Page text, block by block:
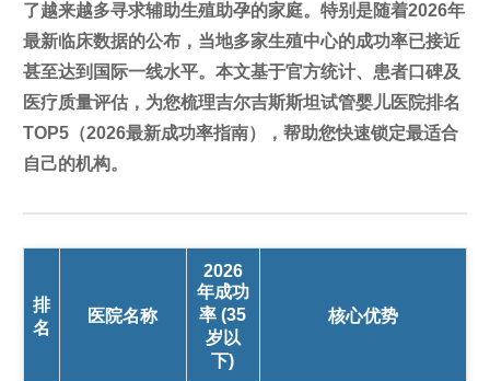
了越来越多寻求辅助生殖助孕的家庭。特别是随着2026年
最新临床数据的公布，当地多家生殖中心的成功率已接近
甚至达到国际一线水平。本文基于官方统计、患者口碑及
医疗质量评估，为您梳理吉尔吉斯斯坦试管婴儿医院排名
TOP5（2026最新成功率指南），帮助您快速锁定最适合
自己的机构。
排
名
医院名称
2026
年成功
率 (35
岁以
下)
核心优势